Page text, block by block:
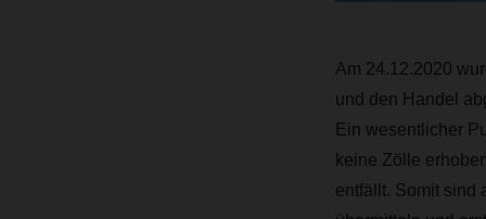
Am 24.12.2020
und den Handel
Ein wesentlicher
keine Zölle
entfällt. Somit sind